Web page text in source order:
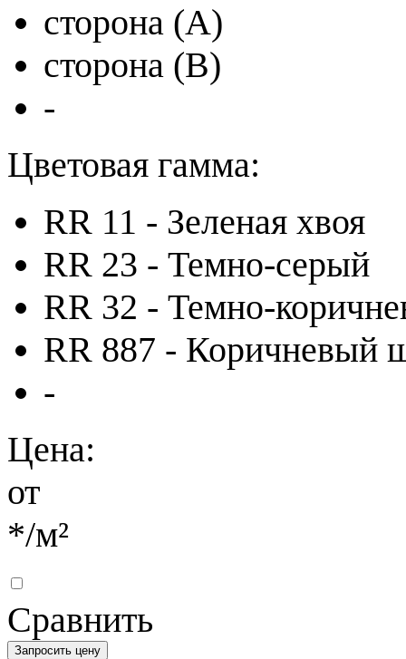
сторона (A)
сторона (B)
-
Цветовая гамма:
RR 11 - Зеленая хвоя
RR 23 - Темно-серый
RR 32 - Темно-
RR 887 - Коричневый
-
Цена:
от
*/м²
Сравнить
Запросить цену